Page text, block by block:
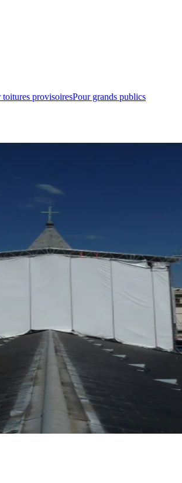
toitures provisoiresPour grands publics
s/s
a réalisé gracieusement la pose d'un
des fonds pour la recherche contre les